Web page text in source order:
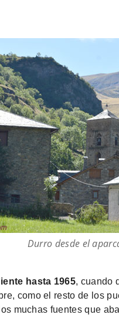
Durro desde el
hasta 1965, cuando
como el resto de los
muchas fuentes que